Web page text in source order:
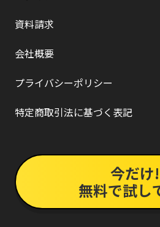
資料請求
会社概要
プライバシーポリシー
特定商取引法に基づく表記
今だけ
無料で試し